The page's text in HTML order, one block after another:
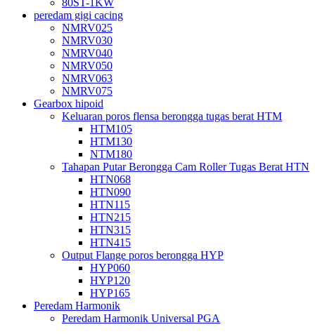
peredam gigi cacing
NMRV025
NMRV030
NMRV040
NMRV050
NMRV063
NMRV075
Gearbox hipoid
Keluaran poros flensa berongga tugas berat HTM
HTM105
HTM130
NTM180
Tahapan Putar Berongga Cam Roller Tugas Berat HTN
HTN068
HTN090
HTN115
HTN215
HTN315
HTN415
Output Flange poros berongga HYP
HYP060
HYP120
HYP165
Peredam Harmonik
Peredam Harmonik Universal PGA